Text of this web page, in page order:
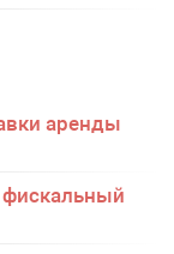
аренды